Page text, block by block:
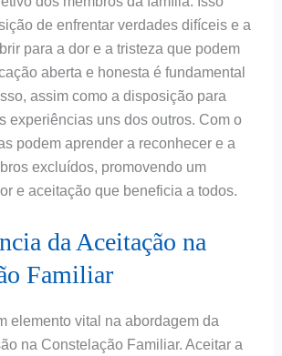
de enfrentar verdades difíceis e a
para a dor e a tristeza que podem
aberta e honesta é fundamental
assim como a disposição para
experiências uns dos outros. Com o
podem aprender a reconhecer e a
excluídos, promovendo um
e aceitação que beneficia a todos.
da Aceitação na
Familiar
elemento vital na abordagem da
na Constelação Familiar. Aceitar a